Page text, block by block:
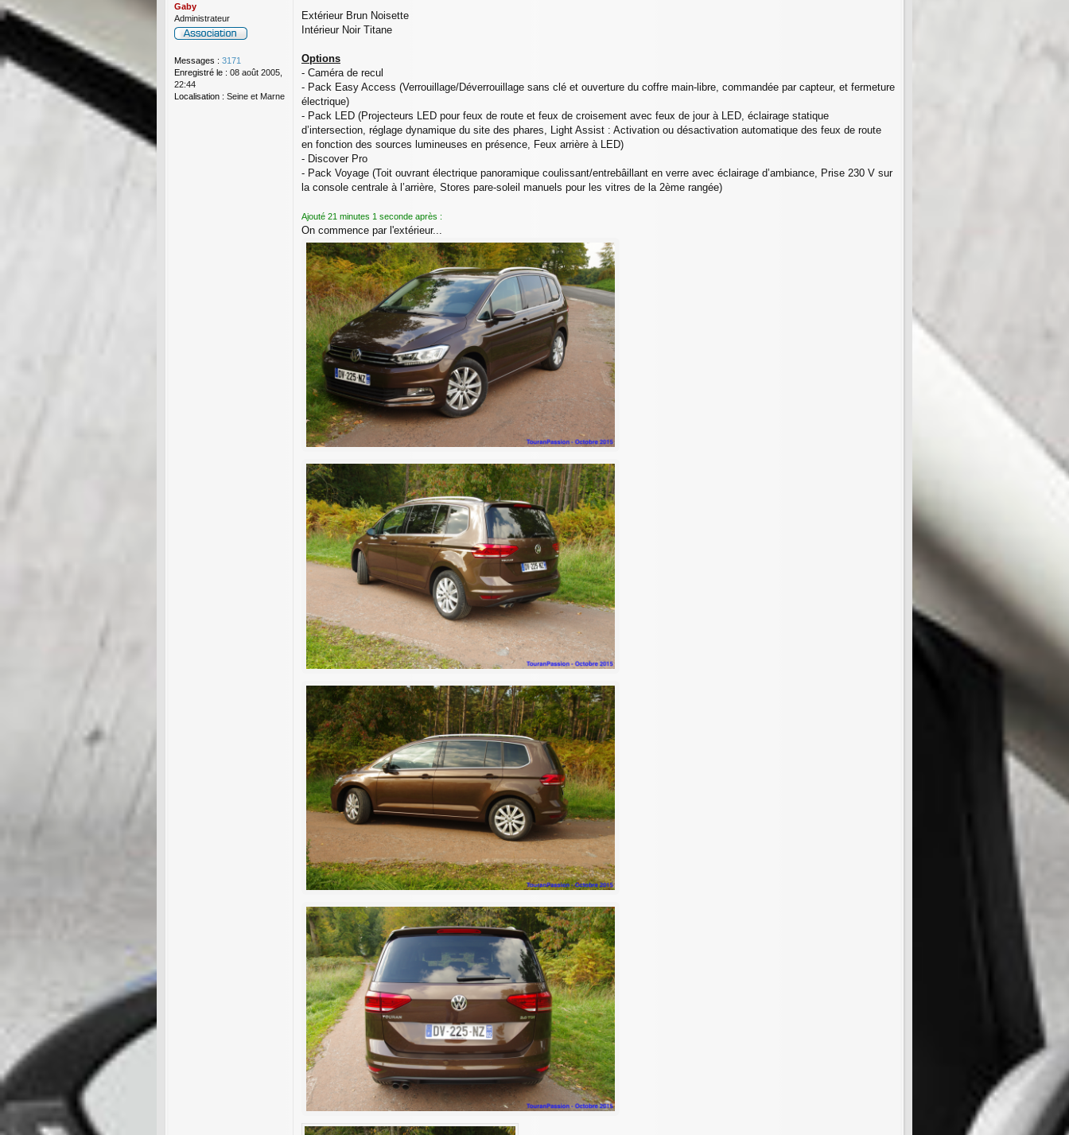
Gaby
Administrateur
Messages : 3171
Enregistré le : 08 août 2005,
22:44
Localisation : Seine et Marne
Extérieur Brun Noisette
Intérieur Noir Titane
Options
- Caméra de recul
- Pack Easy Access (Verrouillage/Déverrouillage sans clé et ouverture du coffre main-libre, commandée par capteur, et fermeture
électrique)
- Pack LED (Projecteurs LED pour feux de route et feux de croisement avec feux de jour à LED, éclairage statique
d’intersection, réglage dynamique du site des phares, Light Assist : Activation ou désactivation automatique des feux de route
en fonction des sources lumineuses en présence, Feux arrière à LED)
- Discover Pro
- Pack Voyage (Toit ouvrant électrique panoramique coulissant/entrebâillant en verre avec éclairage d’ambiance, Prise 230 V sur
la console centrale à l’arrière, Stores pare-soleil manuels pour les vitres de la 2ème rangée)
Ajouté 21 minutes 1 seconde après :
On commence par l'extérieur...